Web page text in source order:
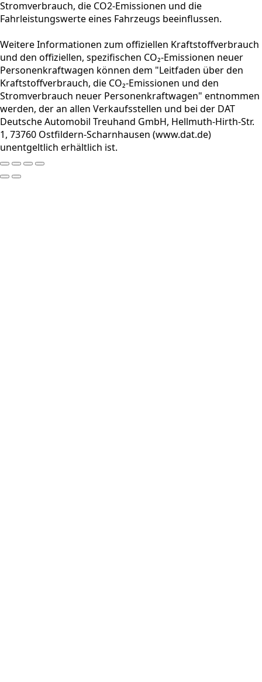
Stromverbrauch, die CO2-Emissionen und die
Fahrleistungswerte eines Fahrzeugs beeinflussen.
Weitere Informationen zum offiziellen Kraftstoffverbrauch
und den offiziellen, spezifischen CO₂-Emissionen neuer
Personenkraftwagen können dem "Leitfaden über den
Kraftstoffverbrauch, die CO₂-Emissionen und den
Stromverbrauch neuer Personenkraftwagen" entnommen
werden, der an allen Verkaufsstellen und bei der DAT
Deutsche Automobil Treuhand GmbH, Hellmuth-Hirth-Str.
1, 73760 Ostfildern-Scharnhausen (www.dat.de)
unentgeltlich erhältlich ist.